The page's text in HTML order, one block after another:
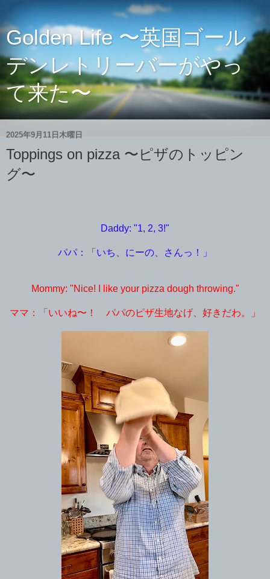
Golden Life 〜英国ゴール
デンレトリーバーがやっ
て来た〜
2025年9月11日木曜日
Toppings on pizza 〜ピザのトッピン
グ〜
Daddy: "1, 2, 3!"
パパ：「いち、にーの、さんっ！」
Mommy: "Nice! I like your pizza dough throwing."
ママ：「いいね〜！ パパのピザ生地なげ、好きだわ。」